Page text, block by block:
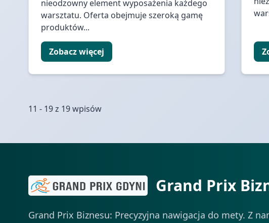
nieodzowny element wyposażenia każdego
warsztatu. Oferta obejmuje szeroką gamę
produktów...
Zobacz więcej
11 - 19 z 19 wpisów
Grand Prix
Grand Prix Biznesu: Precyzyjna nawigacja do mety. Z